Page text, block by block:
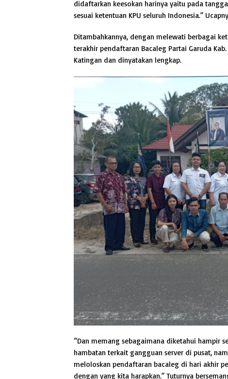
didaftarkan keesokan harinya yaitu pada
sesuai ketentuan KPU seluruh Indonesia.”
Ditambahkannya, dengan melewati berbagai
terakhir pendaftaran Bacaleg Partai Garuda
Katingan dan dinyatakan lengkap.
“Dan memang sebagaimana diketahui hampir
hambatan terkait gangguan server di pusat,
meloloskan pendaftaran bacaleg di hari akhir
dengan yang kita harapkan.” Tuturnya